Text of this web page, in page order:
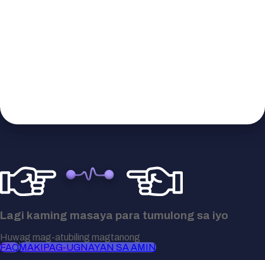
Lagi kaming masaya para tumulong sa iyo
Huwag mag-atubiling magtanong
FAQMAKIPAG-UGNAYAN SA AMIN